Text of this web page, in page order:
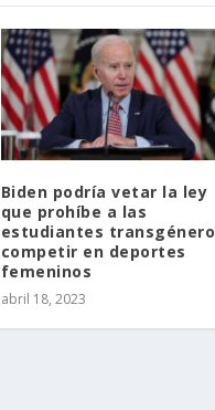
Biden podría vetar la ley
que prohíbe a las
estudiantes transgénero
competir en deportes
femeninos
abril 18, 2023